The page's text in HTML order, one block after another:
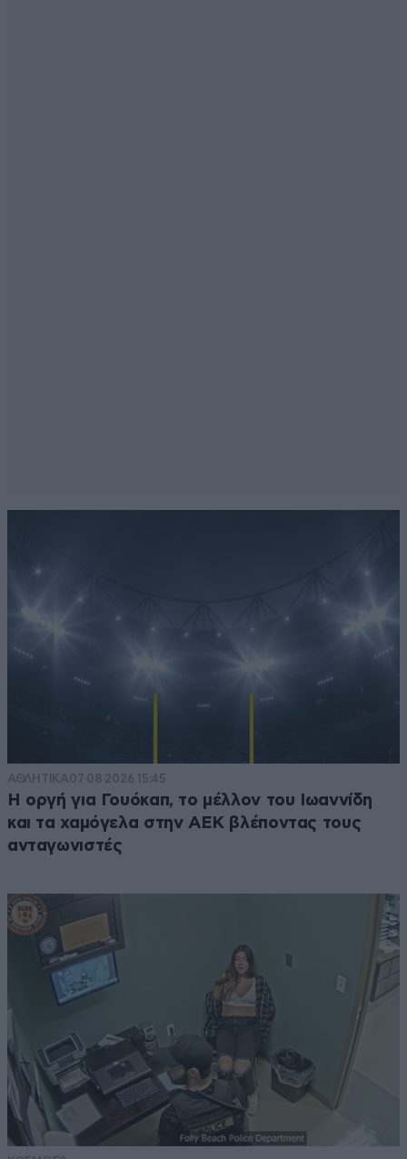
ΑΘΛΗΤΙΚΑ07·08·2026 15:45
Η οργή για Γουόκαπ, το μέλλον του Ιωαννίδη
και τα χαμόγελα στην ΑΕΚ βλέποντας τους
ανταγωνιστές